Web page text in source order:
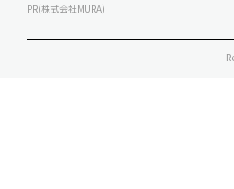
PR(株式会社MURA)